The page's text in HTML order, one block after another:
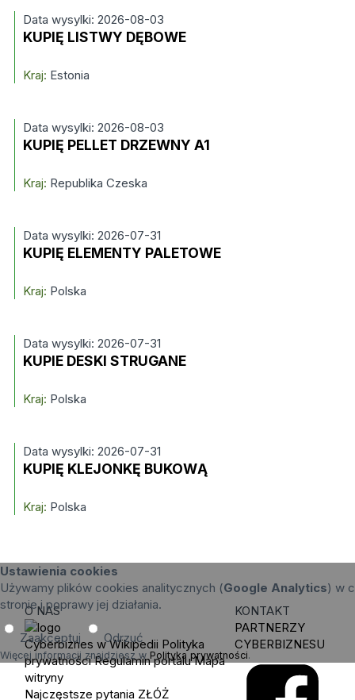
Data wysylki: 2026-08-03
KUPIĘ LISTWY DĘBOWE
Kraj: Estonia
Data wysylki: 2026-08-03
KUPIĘ PELLET DRZEWNY A1
Kraj: Republika Czeska
Data wysylki: 2026-07-31
KUPIĘ ELEMENTY PALETOWE
Kraj: Polska
Data wysylki: 2026-07-31
KUPIE DESKI STRUGANE
Kraj: Polska
Data wysylki: 2026-07-31
KUPIĘ KLEJONKĘ BUKOWĄ
Kraj: Polska
Ustawienia cookies
Używamy plików cookies analitycznych (Google Analytics) w
stronie i poprawy jej działania.
Zaakceptuj Odrzuć
Więcej informacji znajdziesz w Polityka prywatności.
O NAS
Cyberbiznes w Wikipedii Polityka
prywatności Regulamin portalu Mapa
witryny
Najczęstsze pytania ZŁÓŻ
KONTAKT
PARTNERZY
CYBERBIZNESU